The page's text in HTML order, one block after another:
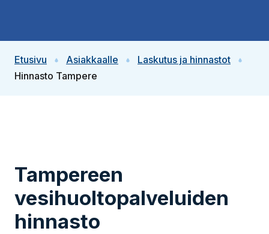
Etusivu Asiakkaalle
Laskutus ja hinnastot
Hinnasto Tampere
Tampereen
vesihuoltopalveluiden
hinnasto